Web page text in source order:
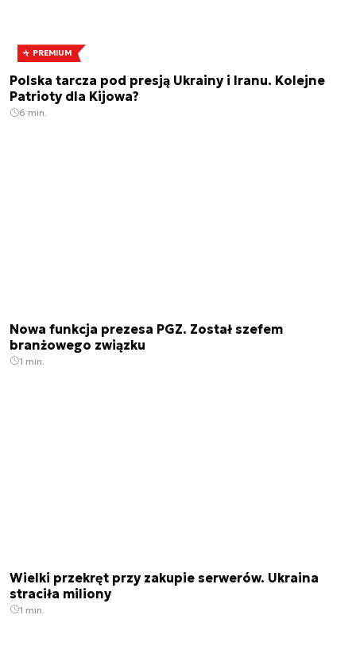
PREMIUM
Polska tarcza pod presją Ukrainy i Iranu. Kolejne
Patrioty dla Kijowa?
6 min.
Nowa funkcja prezesa PGZ. Został szefem
branżowego związku
1 min.
Wielki przekręt przy zakupie serwerów. Ukraina
straciła miliony
1 min.